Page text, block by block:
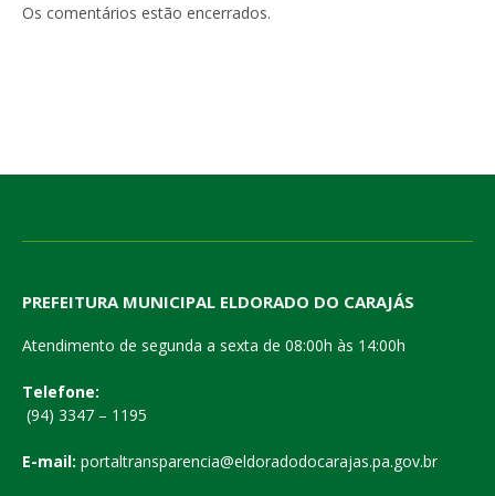
Os comentários estão encerrados.
PREFEITURA MUNICIPAL ELDORADO DO CARAJÁS
Atendimento de segunda a sexta de 08:00h às 14:00h
Telefone:
(94) 3347 – 1195
E-mail: portaltransparencia@eldoradodocarajas.pa.gov.br